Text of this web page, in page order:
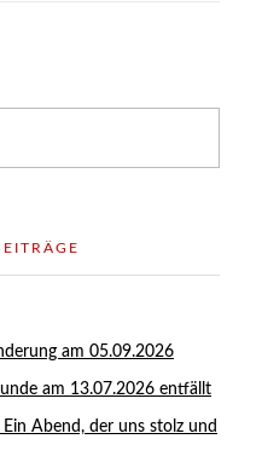
am 05.09.2026
am 13.07.2026 entfällt
Abend, der uns stolz und